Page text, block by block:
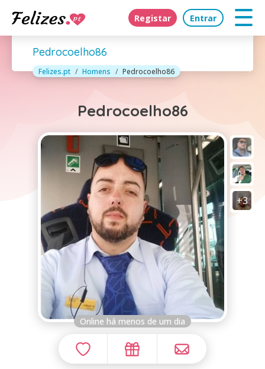
Registar Entrar
Pedrocoelho86
Felizes.pt Homens Pedrocoelho86
Pedrocoelho86
+3
Online há menos de um dia